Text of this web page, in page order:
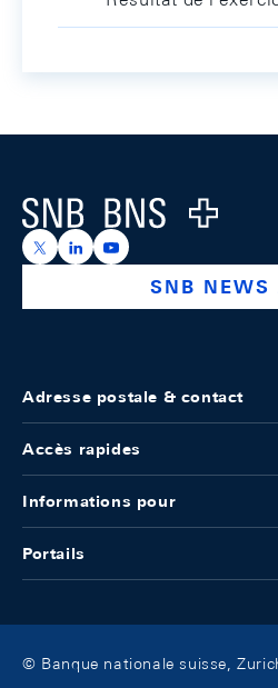
Logo
https://x.com/snb_bns
https://https://
SNB NEWS
Adresse postale & contact
Accès rapides
Informations pour
Portails
© Banque nationale suisse,